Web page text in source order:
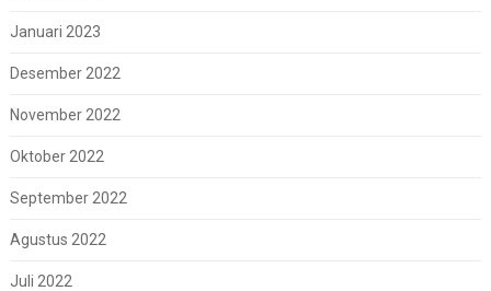
Januari 2023
Desember 2022
November 2022
Oktober 2022
September 2022
Agustus 2022
Juli 2022